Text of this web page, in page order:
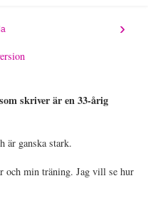
›
skriver är en 33-årig
är ganska stark.
och min träning. Jag vill se hur